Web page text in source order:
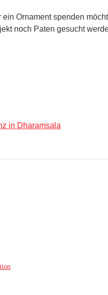
Ornament spenden
noch Paten gesucht
in Dharamsala